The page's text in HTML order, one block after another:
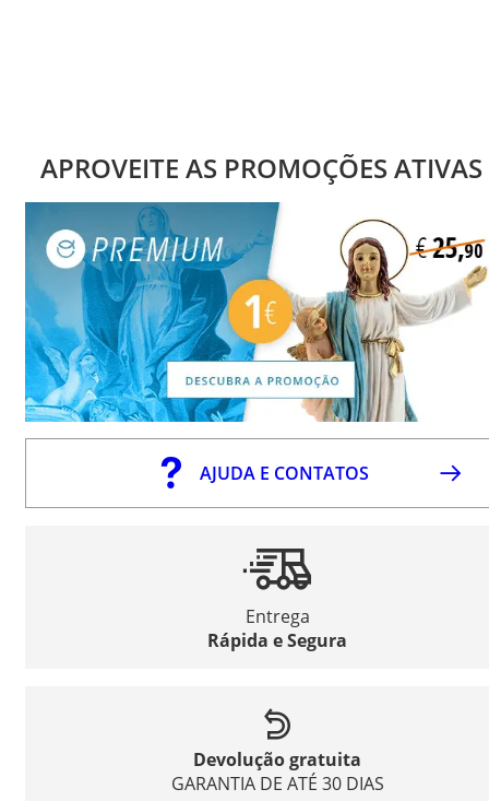
APROVEITE AS PROMOÇÕES ATIVAS
AJUDA E CONTATOS
Entrega
Rápida e Segura
Devolução gratuita
GARANTIA DE ATÉ 30 DIAS